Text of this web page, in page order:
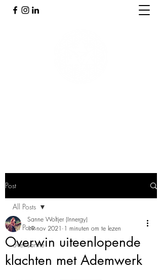
Post
All Posts
over sanne
All Posts
Overwin uiteenlopende
klachten met Ademwerk
Sanne Woltjer (Innergy)
19 nov 2021 1 minuten om te lezen